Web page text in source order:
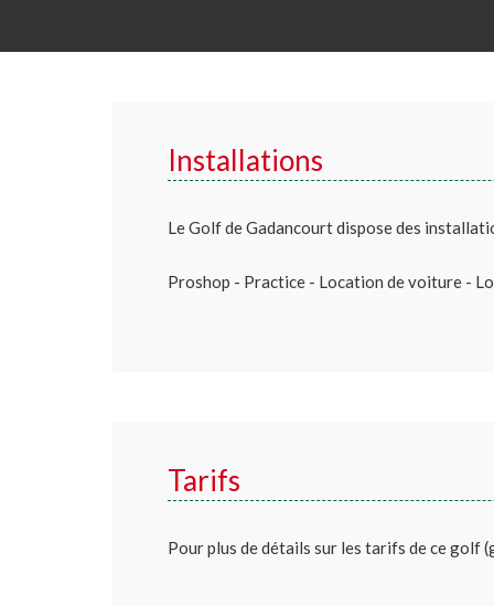
Installations
Le Golf de Gadancourt dispose des
Proshop - Practice - Location de voiture -
Tarifs
Pour plus de détails sur les tarifs de ce golf